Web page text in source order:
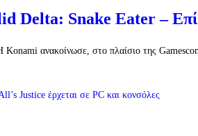
Delta: Snake Eater –
Konami ανακοίνωσε, στο πλαίσιο της